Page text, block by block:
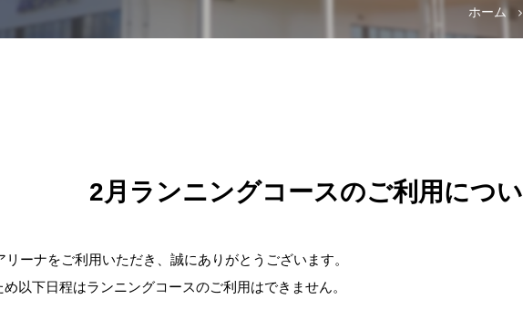
ホーム
2月ランニングコースのご利用につ
リーナをご利用いただき、誠にありがとうございます。
以下日程はランニングコースのご利用はできません。